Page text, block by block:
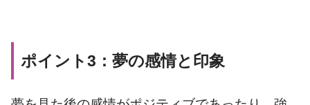
ポイント3：夢の感情と印象